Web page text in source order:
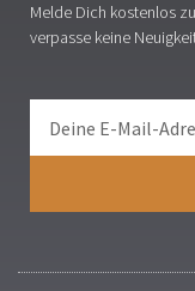
Melde Dich kostenlos
verpasse keine